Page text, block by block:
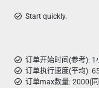
Start quickly.
订单开始时间(参考): 1
订单执行速度(平均):
订单max数量: 2000(